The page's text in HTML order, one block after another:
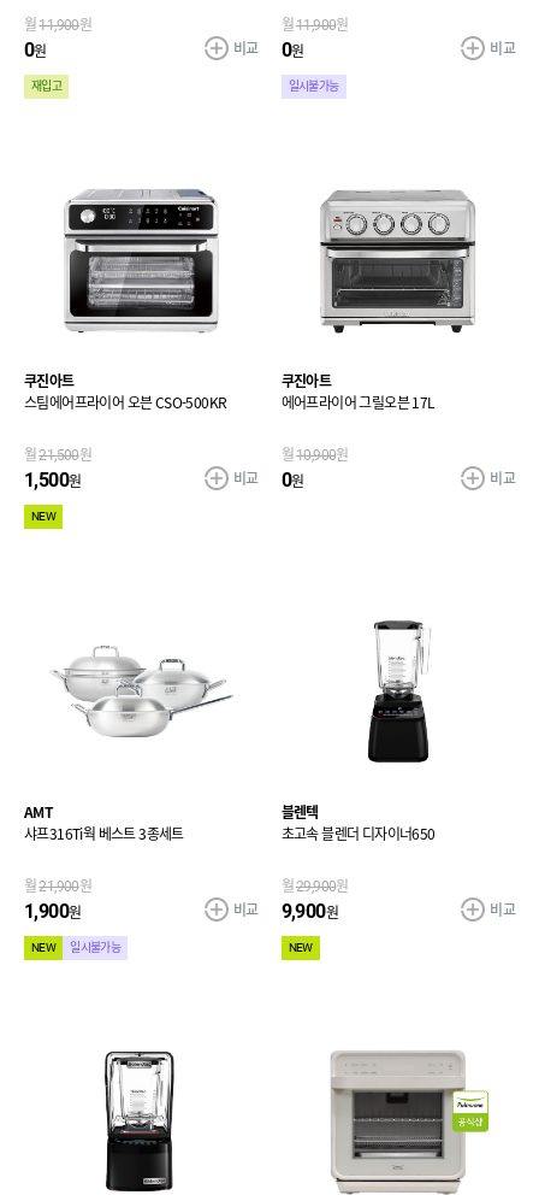
월11,900원
0원
재입고
비교
월11,900원
0원
일시불가능
비교
쿠진아트
스팀에어프라이어 오븐 CSO-500KR
월21,500원
1,500원
NEW
비교
쿠진아트
에어프라이어 그릴오븐 17L
월10,900원
0원 비교
AMT
샤프316Ti웍 베스트 3종세트
월 21,900원
1,900원
NEW 일시불가능
비교
블렌텍
초고속 블렌더 디자이너650
월 29,900원
9,900원
NEW
비교